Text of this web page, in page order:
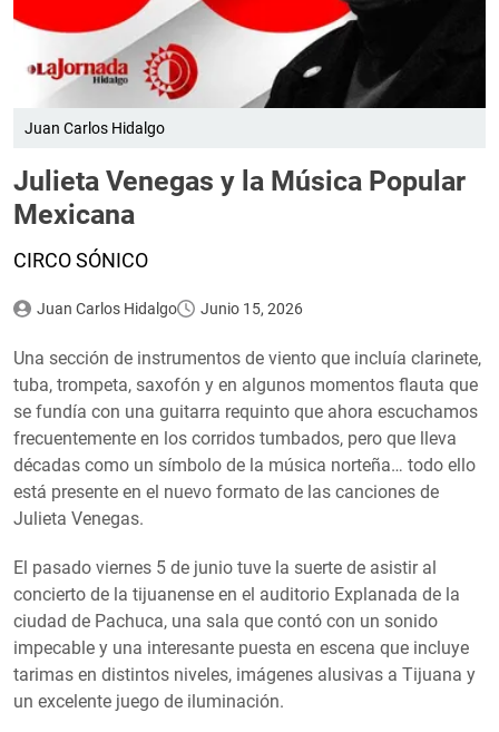
Juan Carlos Hidalgo
Julieta Venegas y la Música Popular
Mexicana
CIRCO SÓNICO
Juan Carlos Hidalgo Junio 15, 2026
Una sección de instrumentos de viento que incluía clarinete,
tuba, trompeta, saxofón y en algunos momentos flauta que
se fundía con una guitarra requinto que ahora escuchamos
frecuentemente en los corridos tumbados, pero que lleva
décadas como un símbolo de la música norteña… todo ello
está presente en el nuevo formato de las canciones de
Julieta Venegas.
El pasado viernes 5 de junio tuve la suerte de asistir al
concierto de la tijuanense en el auditorio Explanada de la
ciudad de Pachuca, una sala que contó con un sonido
impecable y una interesante puesta en escena que incluye
tarimas en distintos niveles, imágenes alusivas a Tijuana y
un excelente juego de iluminación.